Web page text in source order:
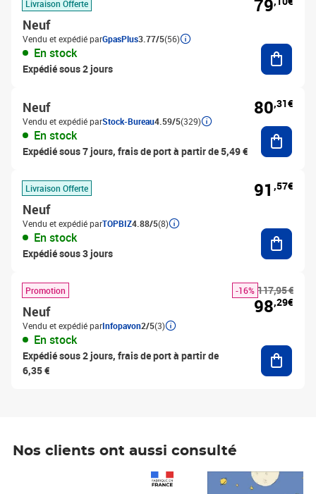
Livraison Offerte
Neuf
Vendu et expédié parGpasPlus3.77/5(56)
En stock
Expédié sous 2 jours
79
Neuf
Vendu et expédié parStock-Bureau4.59/5(329)
En stock
Expédié sous 7 jours, frais de port à partir de 5,49 €
80,31€
Livraison Offerte
Neuf
Vendu et expédié parTOPBIZ4.88/5(8)
En stock
Expédié sous 3 jours
91 ,57€
Promotion
Neuf
Vendu et expédié parInfopavon2/5(3)
En stock
Expédié sous 2 jours, frais de port à partir de
6,35 €
117,95 €
-16%
98,29€
Nos clients ont aussi consulté
Prix 7,50€